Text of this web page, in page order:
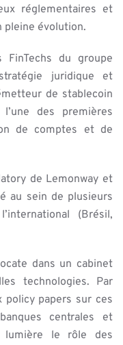
réglementaires et
pleine évolution.
FinTechs du groupe
juridique et
de stablecoin
des premières
de comptes et de
de Lemonway et
au sein de plusieurs
(Brésil,
dans un cabinet
technologies. Par
policy papers sur ces
centrales et
lumière le rôle des